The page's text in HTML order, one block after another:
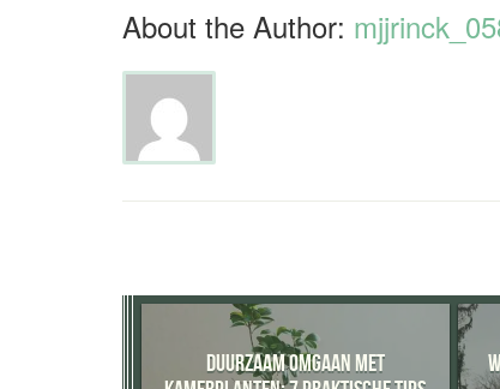
About the Author:
DUURZAAM OMGAAN MET